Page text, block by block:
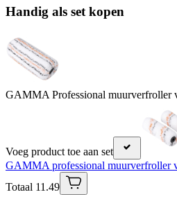
Handig als set kopen
GAMMA Professional muurverfroller
Voeg product toe aan set
GAMMA professional muurverfroller
Totaal 11.49